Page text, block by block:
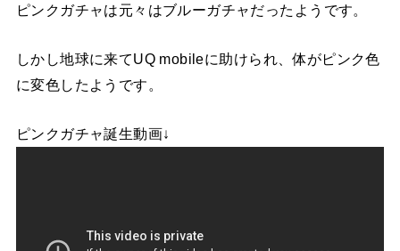
ピンクガチャは元々はブルーガチャだったようです。
しかし地球に来てUQ mobileに助けられ、体がピンク色
に変色したようです。
ピンクガチャ誕生動画↓